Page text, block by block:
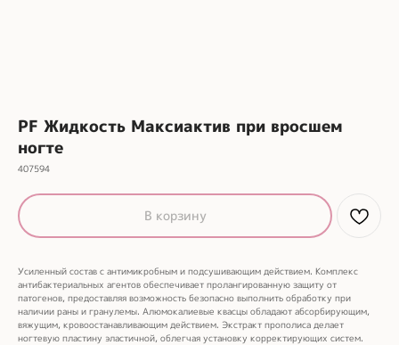
PF Жидкость Максиактив при вросшем
ногте
407594
В корзину
Усиленный состав с антимикробным и подсушивающим действием. Комплекс
антибактериальных агентов обеспечивает пролангированную защиту от
патогенов, предоставляя возможность безопасно выполнить обработку при
наличии раны и гранулемы. Алюмокалиевые квасцы обладают абсорбирующим,
вяжущим, кровоостанавливающим действием. Экстракт прополиса делает
ногтевую пластину эластичной, облегчая установку корректирующих систем.